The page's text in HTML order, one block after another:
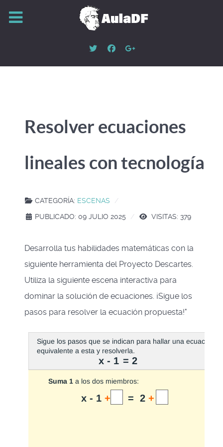
Resolver ecuaciones
lineales con tecnología
CATEGORÍA: ESCENAS
PUBLICADO: 09 JULIO 2025
VISITAS: 379
Desarrolla tus habilidades matemáticas con la
siguiente herramienta del Proyecto Descartes.
Utiliza la siguiente escena interactiva para
dominar la solución de ecuaciones. ¡Sigue los
pasos para resolver la ecuación propuesta!"